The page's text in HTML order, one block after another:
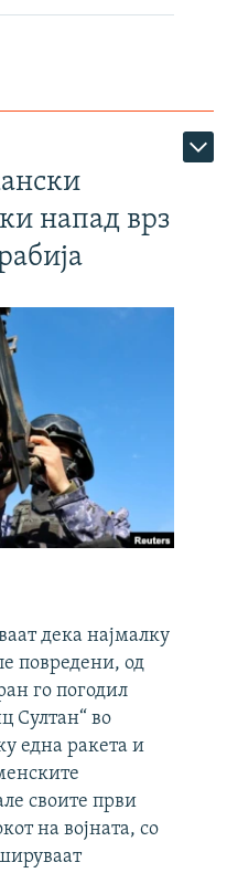
напад врз
дека најмалку
повредени, од
го погодил
Султан“ во
една ракета и
своите први
на војната, со